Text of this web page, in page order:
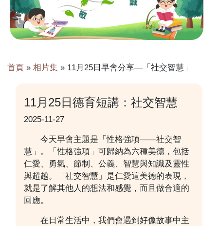
首頁 » 相片集 » 11月25日早會分享—「社交智慧」
11月25日德育短講：社交智慧
2025-11-27
今天早會主題是「性格強項——社交智
慧」。「性格強項」可歸納為六種美德，包括
仁愛、勇氣、節制、公義、智慧與知識及靈性
與超越。「社交智慧」是仁愛這美德的表現，
就是了解其他人的想法和感覺，而且做合適的
回應。
在日常生活中，我們會遇到好像故事中主